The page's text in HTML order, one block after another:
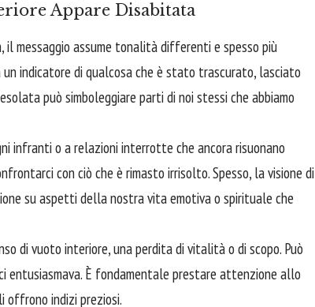
Appare Disabitata
il messaggio assume tonalità differenti e spesso più
un indicatore di qualcosa che è stato trascurato, lasciato
può simboleggiare parti di noi stessi che abbiamo
infranti o a relazioni interrotte che ancora risuonano
con ciò che è rimasto irrisolto. Spesso, la visione di
su aspetti della nostra vita emotiva o spirituale che
di vuoto interiore, una perdita di vitalità o di scopo. Può
entusiasmava. È fondamentale prestare attenzione allo
offrono indizi preziosi.